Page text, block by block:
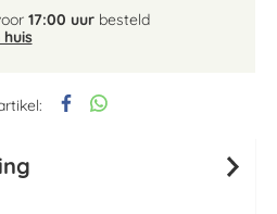
17:00 uurbesteld